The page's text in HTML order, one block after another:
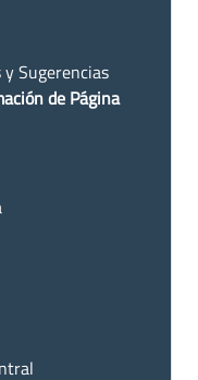
Sugerencias
de Página